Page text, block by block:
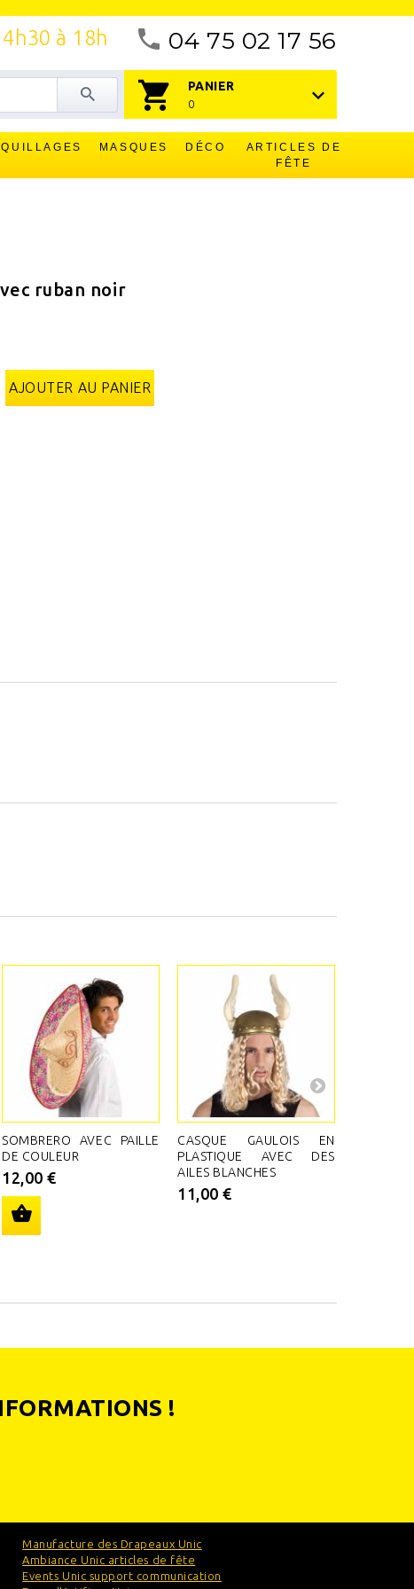
04 75 02 17 56
à 18h
PANIER
0
MASQUES DÉCO
ARTICLES DE
FÊTE
ruban noir
AJOUTER AU PANIER
SOMBRERO AVEC PAILLE
DE COULEUR
12,00 €
CASQUE GAULOIS EN
PLASTIQUE AVEC DES
AILES BLANCHES
11,00 €
!
Manufacture des Drapeaux Unic
Ambiance Unic articles de fête
Events Unic support communication